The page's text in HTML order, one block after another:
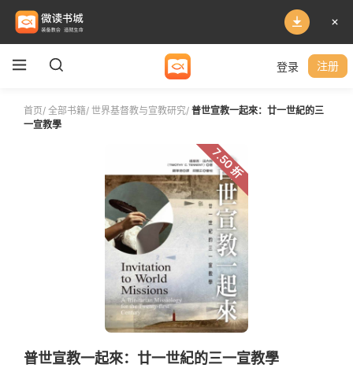
登录 注册
首页/ 全部书籍/ 世界基督教与宣教研究/ 普世宣教一起來：廿一世紀的三
一宣教學
7.50 折
普世宣教一起來：廿一世紀的三一宣教學